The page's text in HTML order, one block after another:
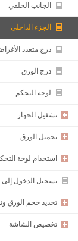
الجانب الخلفي
الجزء الداخلي
درج متعدد
درج الورق
لوحة التحكم
تشغيل الجهاز
تحميل الورق
استخدام لوحة
تسجيل الدخول إلى
تحديد حجم الورق
تخصيص الشاشة